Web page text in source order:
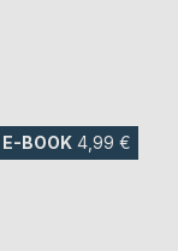
E-BOOK 4,99 €